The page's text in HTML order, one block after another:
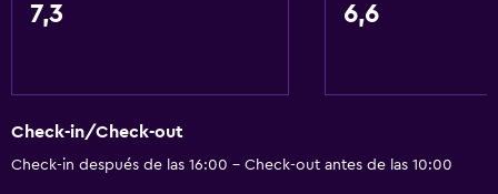
7,3 6,6
Check-in/Check-out
Check-in después de las 16:00 - Check-out antes de las 10:00